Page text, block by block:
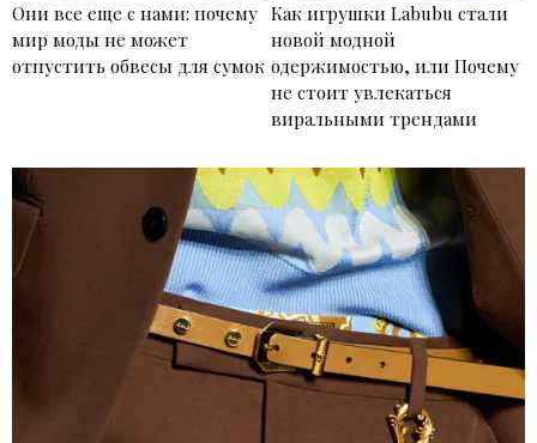
Они все еще с нами: почему
мир моды не может
отпустить обвесы для сумок
Как игрушки Labubu стали
новой модной
одержимостью, или Почему
не стоит увлекаться
виральными трендами